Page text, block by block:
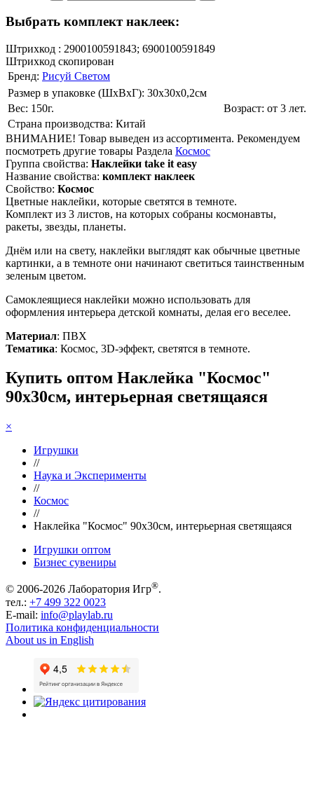
Выбрать комплект наклеек:
Штрихкод : 2900100591843; 6900100591849
Штрихкод скопирован
Бренд: Рисуй Светом
Размер в упаковке (ШхВxГ): 30х30х0,2cм
Вес: 150г.
Возраст: от 3 лет.
Страна производства: Китай
ВНИМАНИЕ! Товар выведен из ассортимента. Рекомендуем
посмотреть другие товары Раздела Космос
Группа свойства: Наклейки take it easy
Название свойства: комплект наклеек
Свойство: Космос
Цветные наклейки, которые светятся в темноте.
Комплект из 3 листов, на которых собраны космонавты,
ракеты, звезды, планеты.
Днём или на свету, наклейки выглядят как обычные цветные
картинки, а в темноте они начинают светиться таинственным
зеленым цветом.
Самоклеящиеся наклейки можно использовать для
оформления интерьера детской комнаты, делая его веселее.
Материал: ПВХ
Тематика: Космос, 3D-эффект, светятся в темноте.
Купить оптом Наклейка "Космос"
90х30см, интерьерная светящаяся
×
Игрушки
//
Наука и Эксперименты
//
Космос
//
Наклейка "Космос" 90х30см, интерьерная светящаяся
Игрушки оптом
Бизнес сувениры
© 2006-2026 Лаборатория Игр®.
тел.: +7 499 322 0023
E-mail: info@playlab.ru
Политика конфиденциальности
About us in English